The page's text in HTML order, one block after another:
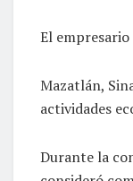
El
Mazatlán,
actividades
Durante la